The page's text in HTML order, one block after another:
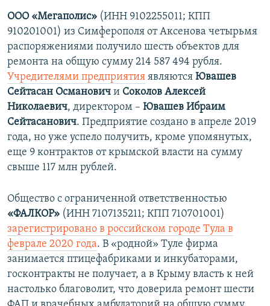
ООО «Мегаполис» (ИНН 9102255011; КПП
910201001) из Симферополя от Аксенова четырьмя
распоряжениями получило шесть объектов для
ремонта на общую сумму 214 587 494 рубля.
Учредителями предприятия являются Ювашев
Сейтасан Османович и Соколов Алексей
Николаевич, директором – Ювашев Ибраим
Сейтасанович. Предприятие создано в апреле 2019
года, но уже успело получить, кроме упомянутых,
еще 9 контрактов от крымской власти на сумму
свыше 117 млн рублей.
Общество с ограниченной ответственностью
«ФАЛКОР» (ИНН 7107135211; КПП 710701001)
зарегистрировано в российском городе Тула в
феврале 2020 года. В «родной» Туле фирма
занимается птицефабриками и инкубаторами,
госконтракты не получает, а в Крыму власть к ней
настолько благоволит, что доверила ремонт шести